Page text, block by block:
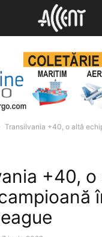
Transilvania +40, o altă
+40, o